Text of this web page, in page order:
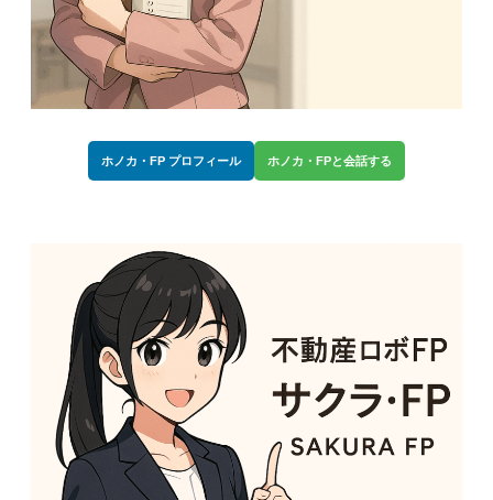
ホノカ・FP プロフィール ホノカ・FPと会話する